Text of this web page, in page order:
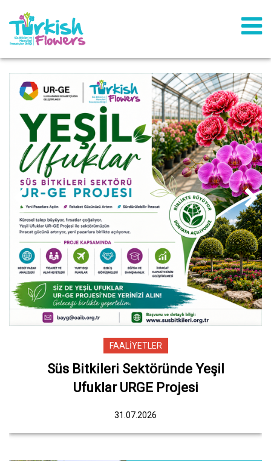
FAALİYETLER
Süs Bitkileri Sektöründe Yeşil
Ufuklar URGE Projesi
31.07.2026